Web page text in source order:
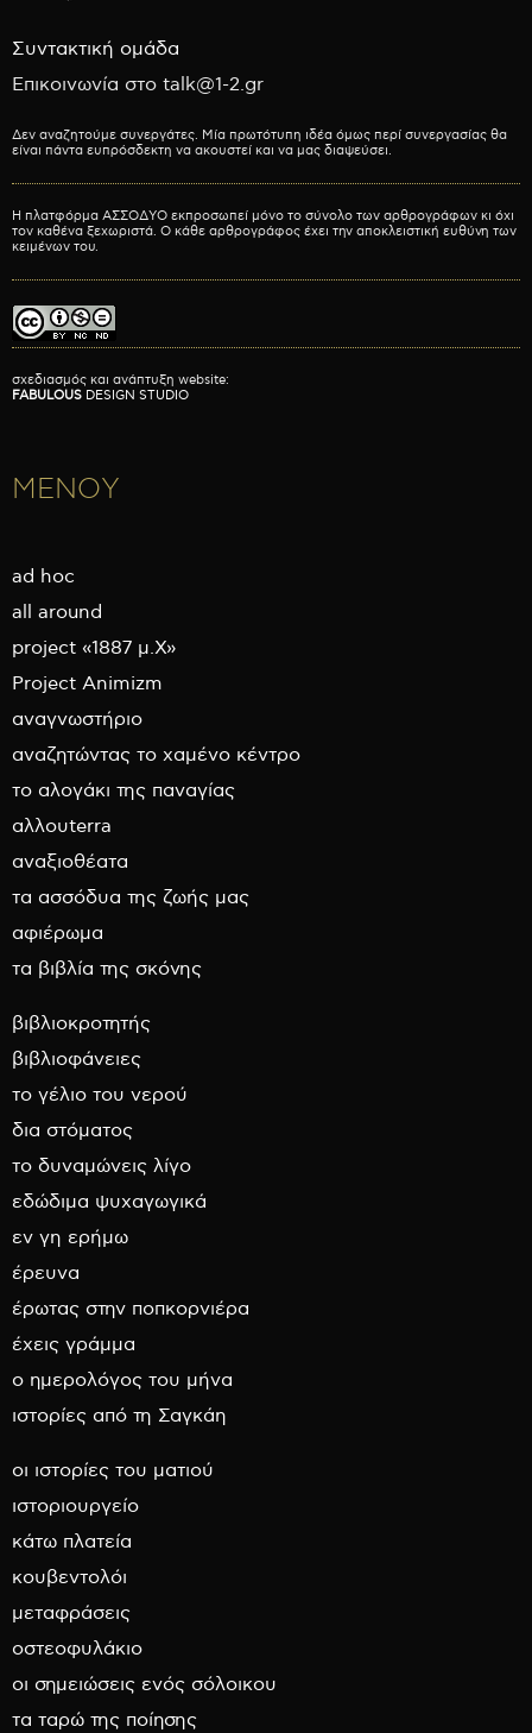
Συντακτική ομάδα
Επικοινωνία στο talk@1-2.gr
Δεν αναζητούμε συνεργάτες. Μία πρωτότυπη ιδέα όμως περί συνεργασίας θα
είναι πάντα ευπρόσδεκτη να ακουστεί και να μας διαψεύσει.
Η πλατφόρμα ΑΣΣΟΔΥΟ εκπροσωπεί μόνο το σύνολο των αρθρογράφων κι όχι
τον καθένα ξεχωριστά. Ο κάθε αρθρογράφος έχει την αποκλειστική ευθύνη των
κειμένων του.
σχεδιασμός και ανάπτυξη website:
FABULOUS DESIGN STUDIO
ΜΕΝΟΥ
ad hoc
all around
project «1887 μ.Χ»
Project Animizm
αναγνωστήριο
αναζητώντας το χαμένο κέντρο
το αλογάκι της παναγίας
αλλουterra
αναξιοθέατα
τα ασσόδυα της ζωής μας
αφιέρωμα
τα βιβλία της σκόνης
βιβλιοκροτητής
βιβλιοφάνειες
το γέλιο του νερού
δια στόματος
το δυναμώνεις λίγο
εδώδιμα ψυχαγωγικά
εν γη ερήμω
έρευνα
έρωτας στην ποπκορνιέρα
έχεις γράμμα
ο ημερολόγος του μήνα
ιστορίες από τη Σαγκάη
οι ιστορίες του ματιού
ιστοριουργείο
κάτω πλατεία
κουβεντολόι
μεταφράσεις
οστεοφυλάκιο
οι σημειώσεις ενός σόλοικου
τα ταρώ της ποίησης